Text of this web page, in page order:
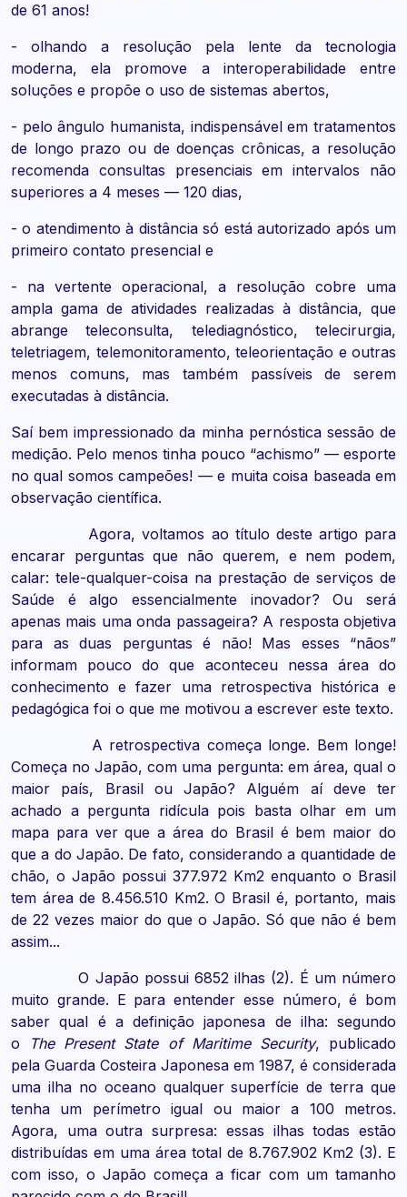
de 61 anos!
- olhando a resolução pela lente da tecnologia
moderna, ela promove a interoperabilidade entre
soluções e propõe o uso de sistemas abertos,
- pelo ângulo humanista, indispensável em tratamentos
de longo prazo ou de doenças crônicas, a resolução
recomenda consultas presenciais em intervalos não
superiores a 4 meses — 120 dias,
- o atendimento à distância só está autorizado após um
primeiro contato presencial e
- na vertente operacional, a resolução cobre uma
ampla gama de atividades realizadas à distância, que
abrange teleconsulta, telediagnóstico, telecirurgia,
teletriagem, telemonitoramento, teleorientação e outras
menos comuns, mas também passíveis de serem
executadas à distância.
Saí bem impressionado da minha pernóstica sessão de
medição. Pelo menos tinha pouco “achismo” — esporte
no qual somos campeões! — e muita coisa baseada em
observação científica.
Agora, voltamos ao título deste artigo para
encarar perguntas que não querem, e nem podem,
calar: tele-qualquer-coisa na prestação de serviços de
Saúde é algo essencialmente inovador? Ou será
apenas mais uma onda passageira? A resposta objetiva
para as duas perguntas é não! Mas esses “nãos”
informam pouco do que aconteceu nessa área do
conhecimento e fazer uma retrospectiva histórica e
pedagógica foi o que me motivou a escrever este texto.
A retrospectiva começa longe. Bem longe!
Começa no Japão, com uma pergunta: em área, qual o
maior país, Brasil ou Japão? Alguém aí deve ter
achado a pergunta ridícula pois basta olhar em um
mapa para ver que a área do Brasil é bem maior do
que a do Japão. De fato, considerando a quantidade de
chão, o Japão possui 377.972 Km2 enquanto o Brasil
tem área de 8.456.510 Km2. O Brasil é, portanto, mais
de 22 vezes maior do que o Japão. Só que não é bem
assim...
O Japão possui 6852 ilhas (2). É um número
muito grande. E para entender esse número, é bom
saber qual é a definição japonesa de ilha: segundo
o
The Present State of Maritime Security, publicado
pela Guarda Costeira Japonesa em 1987, é considerada
uma ilha no oceano qualquer superfície de terra que
tenha um perímetro igual ou maior a 100 metros.
Agora, uma outra surpresa: essas ilhas todas estão
distribuídas em uma área total de 8.767.902 Km2 (3). E
com isso, o Japão começa a ficar com um tamanho